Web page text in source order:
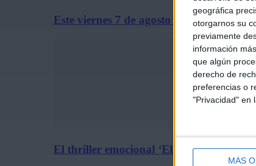
geográfica
otorgarnos su
previamente
información
que algún
derecho de
preferencias o
"Privacidad" en
MÁS
Este viernes 7 de agosto se estrena solo
El thriller emocional ‘El Síndrome